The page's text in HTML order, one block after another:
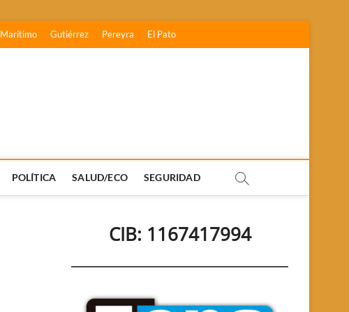
Marítimo Gutiérrez Pereyra El Pato
POLÍTICA SALUD/ECO SEGURIDAD
CIB: 1167417994